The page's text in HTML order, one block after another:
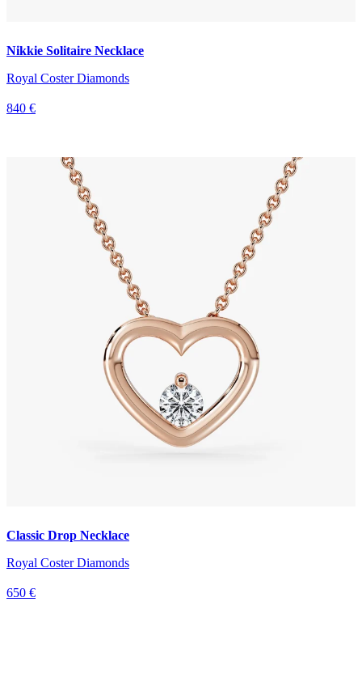
Nikkie Solitaire Necklace
Royal Coster Diamonds
840 €
Classic Drop Necklace
Royal Coster Diamonds
650 €